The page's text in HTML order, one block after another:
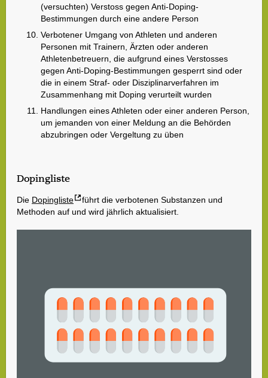
(versuchten) Verstoss gegen Anti-Doping-
Bestimmungen durch eine andere Person
Verbotener Umgang von Athleten und anderen
Personen mit Trainern, Ärzten oder anderen
Athletenbetreuern, die aufgrund eines Verstosses
gegen Anti-Doping-Bestimmungen gesperrt sind oder
die in einem Straf- oder Disziplinarverfahren im
Zusammenhang mit Doping verurteilt wurden
Handlungen eines Athleten oder einer anderen Person,
um jemanden von einer Meldung an die Behörden
abzubringen oder Vergeltung zu üben
Dopingliste
Die Dopingliste
führt die verbotenen Substanzen und
Methoden auf und wird jährlich aktualisiert.